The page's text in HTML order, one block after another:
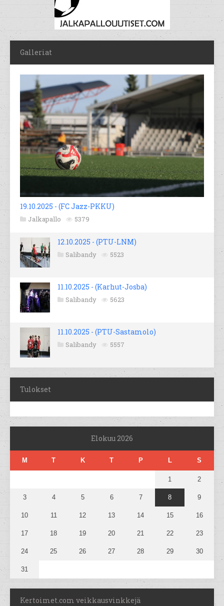
Galleriat
19.10.2025 - (FC Jazz-PKKU)
Jalkapallo 5379
12.10.2025 - (PTU-LNM)
Salibandy 5523
11.10.2025 - (Karhut-Josba)
Salibandy 5623
11.10.2025 - (PTU-Sastamolo)
Salibandy 5557
Tulokset
Elokuu 2026
M T K T P L S
1 2
3 4 5 6 7 8 9
10 11 12 13 14 15 16
17 18 19 20 21 22 23
24 25 26 27 28 29 30
31
Kertoimet.com veikkausvinkkejä